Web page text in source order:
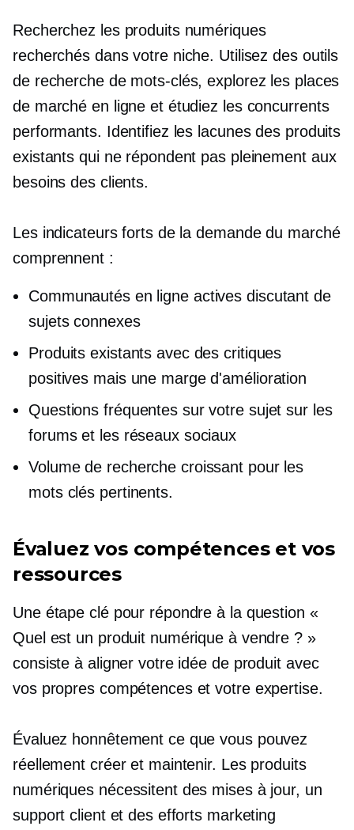
Recherchez les produits numériques
recherchés dans votre niche. Utilisez des outils
de recherche de mots-clés, explorez les places
de marché en ligne et étudiez les concurrents
performants. Identifiez les lacunes des produits
existants qui ne répondent pas pleinement aux
besoins des clients.
Les indicateurs forts de la demande du marché
comprennent :
Communautés en ligne actives discutant de
sujets connexes
Produits existants avec des critiques
positives mais une marge d'amélioration
Questions fréquentes sur votre sujet sur les
forums et les réseaux sociaux
Volume de recherche croissant pour les
mots clés pertinents.
Évaluez vos compétences et vos
ressources
Une étape clé pour répondre à la question «
Quel est un produit numérique à vendre ? »
consiste à aligner votre idée de produit avec
vos propres compétences et votre expertise.
Évaluez honnêtement ce que vous pouvez
réellement créer et maintenir. Les produits
numériques nécessitent des mises à jour, un
support client et des efforts marketing